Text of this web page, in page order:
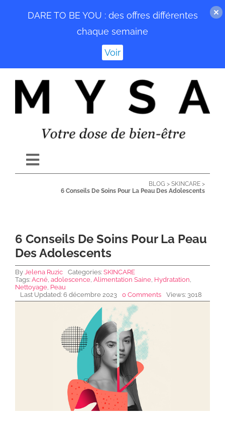
contenu
Toggle
Navigation
NEWS DE FOREO
SKINCARE
SANTÉ & BIEN-ÊTRE
BLOG > SKINCARE >
6 Conseils De Soins Pour La Peau Des Adolescents
6 Conseils De Soins Pour La Peau
Des Adolescents
By Jelena Ruzic Categories: SKINCARE
Tags: Acné adolescence Alimentation Saine Hydratation
Nettoyage Peau
Last Updated: 6 décembre 2023
0 Comments Views: 3018
DARE TO BE YOU : des offres différentes
chaque semaine
Voir